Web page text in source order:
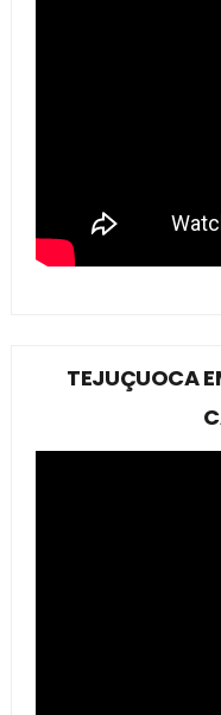
TEJUÇUOCA